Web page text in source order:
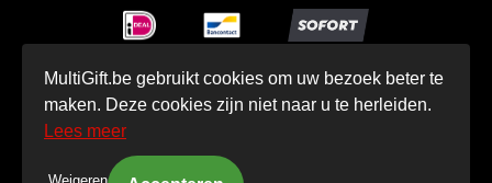
© MultiGift Relatiegeschenken 1993 - 2026
MultiGift.be gebruikt cookies om uw bezoek beter te
maken. Deze cookies zijn niet naar u te herleiden.
Lees meer
Weigeren